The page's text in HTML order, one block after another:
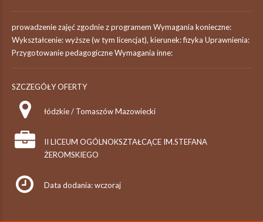
prowadzenie zajęć zgodnie z programem Wymagania konieczne:
Wykształcenie: wyższe (w tym licencjat), kierunek: fizyka Uprawnienia:
Przygotowanie pedagogiczne Wymagania inne:
SZCZEGÓŁY OFERTY
łódzkie / Tomaszów Mazowiecki
II LICEUM OGÓLNOKSZTAŁCĄCE IM.STEFANA
ŻEROMSKIEGO
Data dodania: wczoraj